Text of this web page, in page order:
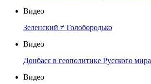
Видео
Зеленский ≠ Голобородько
Видео
Донбасс в геополитике Русского мира
Видео